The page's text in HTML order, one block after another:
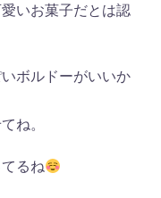
いお菓子だとは認
ボルドーがいいか
ね。
るね